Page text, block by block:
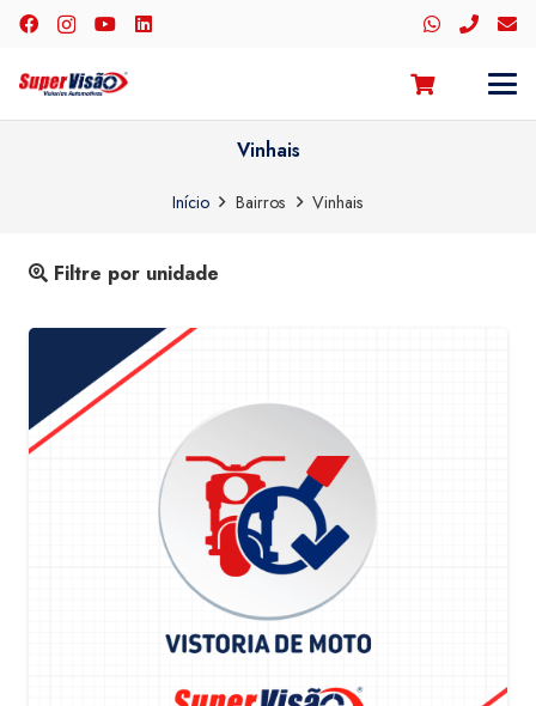
Vinhais
Início Bairros Vinhais
Filtre por unidade